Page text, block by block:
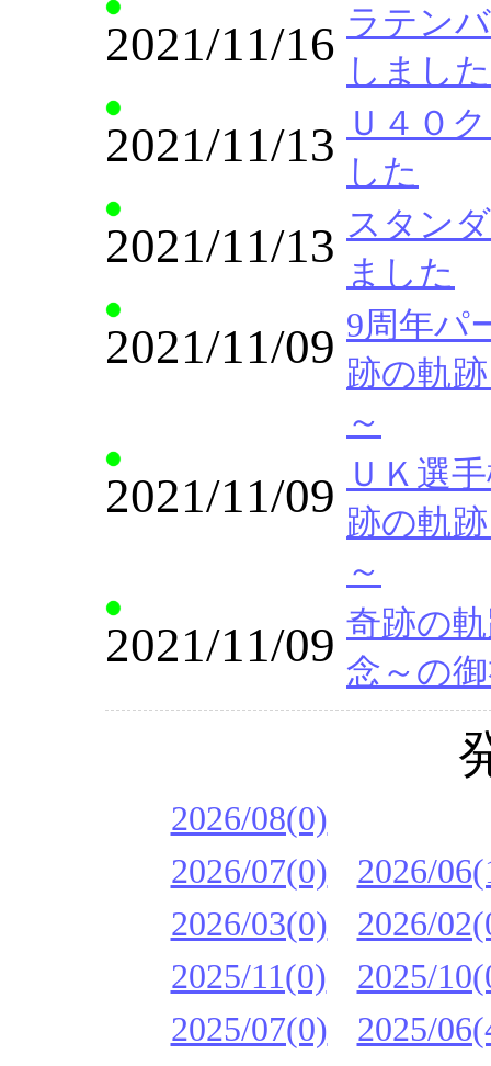
2021/11/16 ラテン
しました
2021/11/13 Ｕ４０
した
2021/11/13 スタン
ました
2021/11/09 9周年パ
跡の軌
～
2021/11/09 ＵＫ選
跡の軌
～
2021/11/09 奇跡の
念～の
2026/08(0)
2026/07(0)
2026/
2026/03(0)
2026/
2025/11(0)
2025/
2025/07(0)
2025/